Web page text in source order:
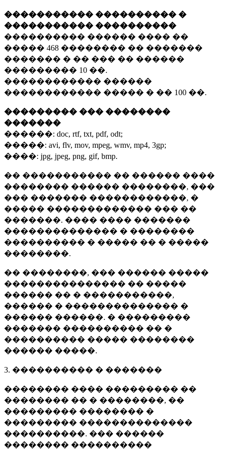
����������� ���������� �
����������� ����������
���������� ������ ���� ��
����� 468 �������� �� �������
������� � �� ��� �� ������
��������� 10 ��.
������������ ������
������������ ����� � �� 100 ��.
��������� ��� ��������
�������
������: doc, rtf, txt, pdf, odt;
�����: avi, flv, mov, mpeg, wmv, mp4, 3gp;
����: jpg, jpeg, png, gif, bmp.
�� ����������� �� ������ ����
�������� ������ ��������, ���
��� ������� ������������, �
����� ������������� ��� ��
�������. ���� ���� �������
�������������� � ��������
���������� � ����� �� � �����
��������.
�� ��������, ��� ������ �����
��������������� �� �����
������ �� � �����������,
������ � �������������� �
������ ������. � ���������
������� ���������� �� �
���������� ����� ��������
������ �����.
3. ���������� � �������
�������� ���� ��������� ��
�������� �� � ��������, ��
��������� �������� �
��������� ��������������
����������. ��� ������
�������� ����������